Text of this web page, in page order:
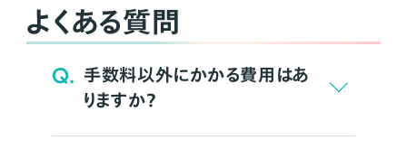
よくある質問
Q. 手数料以外にかかる費用はあ
りますか？